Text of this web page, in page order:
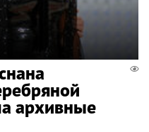
архивные